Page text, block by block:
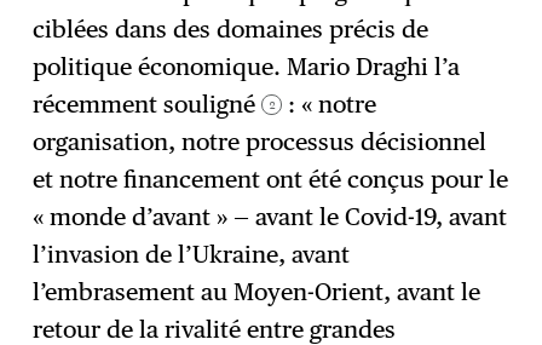
ciblées dans des domaines précis de
politique économique. Mario Draghi l’a
récemment souligné 2
: « notre
organisation, notre processus décisionnel
et notre financement ont été conçus pour le
« monde d’avant » — avant le Covid-19, avant
l’invasion de l’Ukraine, avant
l’embrasement au Moyen-Orient, avant le
retour de la rivalité entre grandes